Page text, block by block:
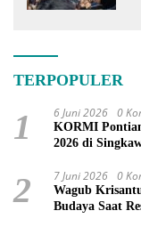
TERPOPULER
1 6 Juni 2026 0
KORMI
2026 di
2 7 Juni 2026 0
Wagub
Budaya Saat